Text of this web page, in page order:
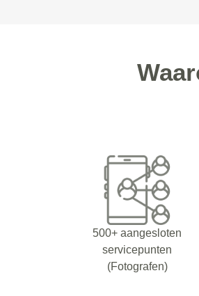
500+ aangesloten
servicepunten
(Fotografen)